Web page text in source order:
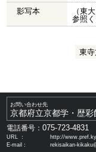
影写本
（東
参照く
東
お問い合わせ先
京都府立京都学・歴彩
電話番号：075-723-4831
URL ：
http://
E-mail：
rekisaikan-